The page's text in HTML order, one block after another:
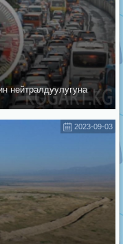
нейтралдуулугуна
2023-09-03